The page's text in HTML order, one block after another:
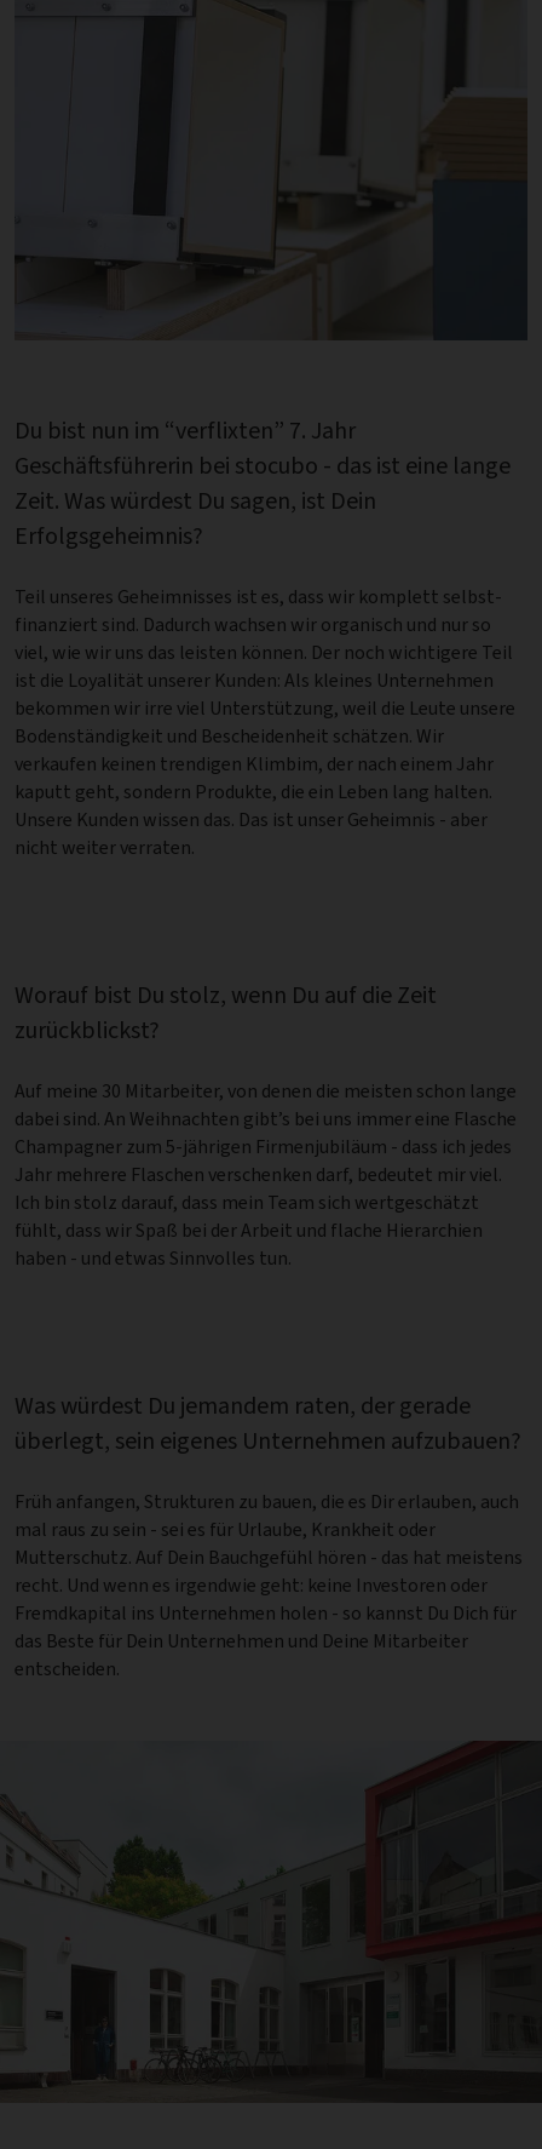
Du bist nun im “verflixten” 7. Jahr
Geschäftsführerin bei stocubo - das ist eine lange
Zeit. Was würdest Du sagen, ist Dein
Erfolgsgeheimnis?
Teil unseres Geheimnisses ist es, dass wir komplett selbst-
finanziert sind. Dadurch wachsen wir organisch und nur so
viel, wie wir uns das leisten können. Der noch wichtigere Teil
ist die Loyalität unserer Kunden: Als kleines Unternehmen
bekommen wir irre viel Unterstützung, weil die Leute unsere
Bodenständigkeit und Bescheidenheit schätzen. Wir
verkaufen keinen trendigen Klimbim, der nach einem Jahr
kaputt geht, sondern Produkte, die ein Leben lang halten.
Unsere Kunden wissen das. Das ist unser Geheimnis - aber
nicht weiter verraten.
Worauf bist Du stolz, wenn Du auf die Zeit
zurückblickst?
Auf meine 30 Mitarbeiter, von denen die meisten schon lange
dabei sind. An Weihnachten gibt’s bei uns immer eine Flasche
Champagner zum 5-jährigen Firmenjubiläum - dass ich jedes
Jahr mehrere Flaschen verschenken darf, bedeutet mir viel.
Ich bin stolz darauf, dass mein Team sich wertgeschätzt
fühlt, dass wir Spaß bei der Arbeit und flache Hierarchien
haben - und etwas Sinnvolles tun.
Was würdest Du jemandem raten, der gerade
überlegt, sein eigenes Unternehmen aufzubauen?
Früh anfangen, Strukturen zu bauen, die es Dir erlauben, auch
mal raus zu sein - sei es für Urlaube, Krankheit oder
Mutterschutz. Auf Dein Bauchgefühl hören - das hat meistens
recht. Und wenn es irgendwie geht: keine Investoren oder
Fremdkapital ins Unternehmen holen - so kannst Du Dich für
das Beste für Dein Unternehmen und Deine Mitarbeiter
entscheiden.